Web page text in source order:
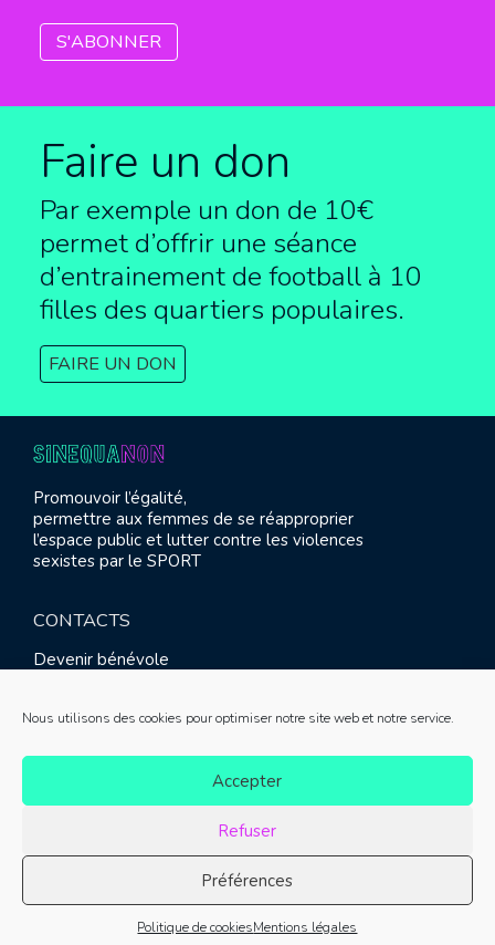
Nous utilisons des cookies pour optimiser notre site web et notre service.
Accepter
Refuser
Préférences
Politique de cookiesMentions légales
Faire un don
Par exemple un don de 10€
permet d’offrir une séance
d’entrainement de football à 10
filles des quartiers populaires.
FAIRE UN DON
Promouvoir l’égalité,
permettre aux femmes de se réapproprier
l’espace public et lutter contre les violences
sexistes par le SPORT
CONTACTS
Devenir bénévole
Contact
© SINE QUA NON 2021 |Mentions légales|Réalisation :
Meliatis